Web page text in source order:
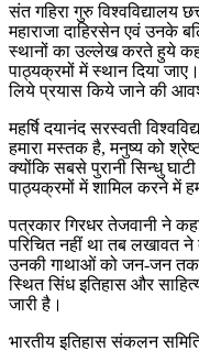
संत गहिरा गुरु विश्वविद्यालय
महाराजा दाहिरसेन एवं उनके
स्थानों का उल्लेख करते हुये
पाठ्यक्रमों में स्थान दिया
लिये प्रयास किये जाने की
महर्षि दयानंद सरस्वती
हमारा मस्तक है, मनुष्य को
क्योंकि सबसे पुरानी सिन्धु
पाठ्यक्रमों में शामिल करने में
पत्रकार गिरधर तेजवानी ने
परिचित नहीं था तब लखावत
उनकी गाथाओं को जन-जन तक
स्थित सिंध इतिहास और
जारी है।
भारतीय इतिहास संकलन